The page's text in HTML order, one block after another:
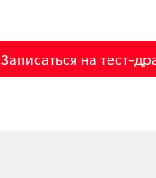
Записаться на тест-